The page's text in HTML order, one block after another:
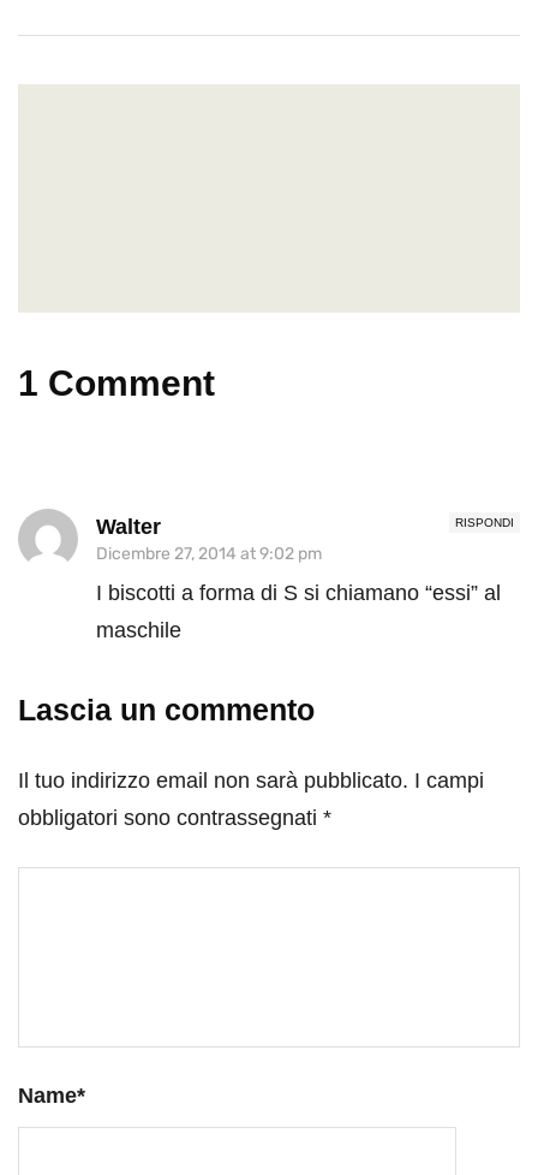
1 Comment
RISPONDI
Walter
Dicembre 27, 2014 at 9:02 pm
I biscotti a forma di S si chiamano “essi” al
maschile
Lascia un commento
Il tuo indirizzo email non sarà pubblicato. I campi
obbligatori sono contrassegnati *
Name*